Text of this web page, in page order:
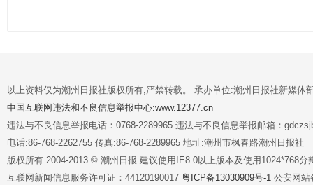
以上资料仅为潮州日报社版权所有,严禁转载。 承办单位:潮州日报社新媒体
中国互联网违法和不良信息举报中心:www.12377.cn
违法与不良信息举报电话：0768-2289965 违法与不良信息举报邮箱：
电话:86-768-2262755 传真:86-768-2289965 地址:潮州市枫春路潮州日报社
版权所有 2004-2013 © 潮州日报 建议使用IE8.0以上版本及使用1024*768分
互联网新闻信息服务许可证：44120190017 粤ICP备13030909号-1 公安网站